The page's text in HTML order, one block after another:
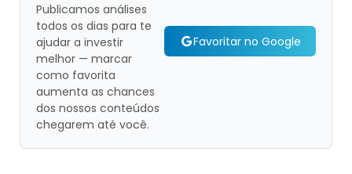
Publicamos análises
todos os dias para te
ajudar a investir
melhor — marcar
como favorita
aumenta as chances
dos nossos conteúdos
chegarem até você.
Favoritar no Google